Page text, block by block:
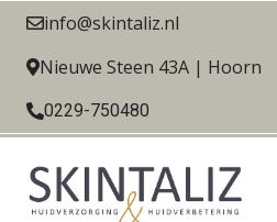
info@skintaliz.nl
Nieuwe Steen 43A | Hoorn
0229-750480